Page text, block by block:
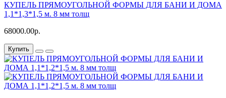
КУПЕЛЬ ПРЯМОУГОЛЬНОЙ ФОРМЫ ДЛЯ БАНИ И ДОМА
1,1*1,3*1,5 м. 8 мм толщ
68000.00р.
Купить